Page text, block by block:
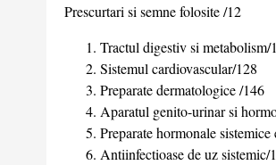
Prescurtari si semne folosite /12
Tractul digestiv si metabolism/
Sistemul cardiovascular/128
Preparate dermatologice /146
Aparatul genito-urinar si
Preparate hormonale
Antiinfectioase de uz sistemic/